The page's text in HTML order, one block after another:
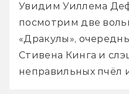
Увидим Уиллема
посмотрим две
«Дракулы»,
Стивена Кинга и
неправильных пчёл